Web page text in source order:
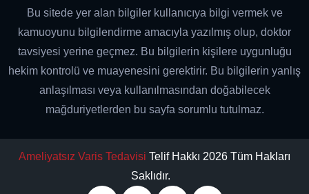
Bu sitede yer alan bilgiler kullanıcıya bilgi vermek ve
kamuoyunu bilgilendirme amacıyla yazılmış olup, doktor
tavsiyesi yerine geçmez. Bu bilgilerin kişilere uygunluğu
hekim kontrolü ve muayenesini gerektirir. Bu bilgilerin yanlış
anlaşılması veya kullanılmasından doğabilecek
mağduriyetlerden bu sayfa sorumlu tutulmaz.
Ameliyatsız Varis Tedavisi Telif Hakkı 2026 Tüm Hakları
Saklıdır.